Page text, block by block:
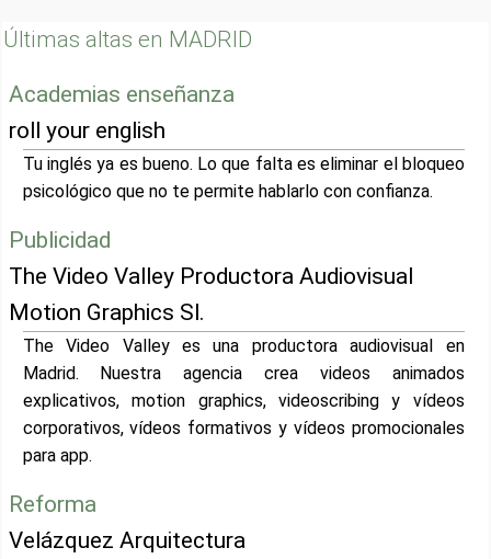
Últimas altas en MADRID
Academias enseñanza
roll your english
Tu inglés ya es bueno. Lo que falta es eliminar el bloqueo
psicológico que no te permite hablarlo con confianza.
Publicidad
The Video Valley Productora Audiovisual
Motion Graphics Sl.
The Video Valley es una productora audiovisual en
Madrid. Nuestra agencia crea videos animados
explicativos, motion graphics, videoscribing y vídeos
corporativos, vídeos formativos y vídeos promocionales
para app.
Reforma
Velázquez Arquitectura